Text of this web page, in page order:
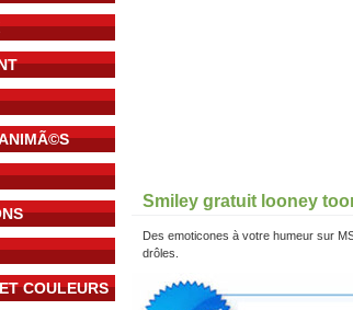
COULEURS
Smiley gratuit looney
Des emoticones à votre humeur sur
drôles.